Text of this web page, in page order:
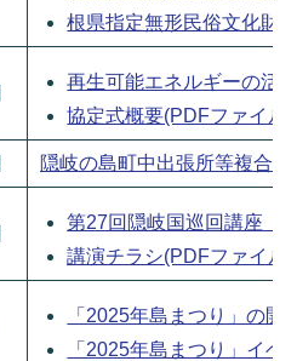
根県指定無形民俗文化財
再生可能エネルギーの活
協定式概要(PDFファイル
隠岐の島町中出張所等複合
第27回隠岐国巡回講座「
講演チラシ(PDFファイル
「2025年島まつり」の
「2025年島まつり」イ